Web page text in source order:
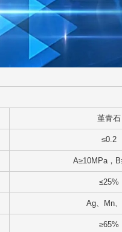
堇青石
≤0.2
A≥10MPa，
≤25%
Ag、Mn
≥65%